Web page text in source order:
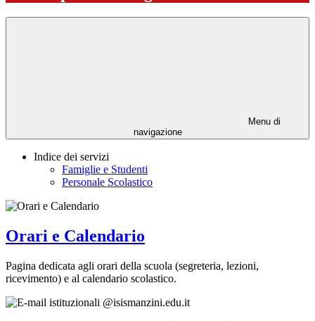
Menu di
navigazione
Indice dei servizi
Famiglie e Studenti
Personale Scolastico
Orari e Calendario
Pagina dedicata agli orari della scuola (segreteria, lezioni,
ricevimento) e al calendario scolastico.